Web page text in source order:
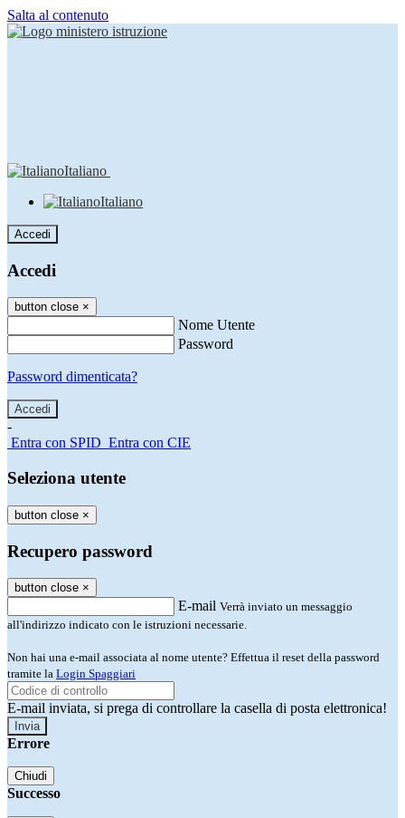
Salta al contenuto
Italiano
Italiano
Accedi
Accedi
button close ×
Nome Utente
Password
Password dimenticata?
-
Entra con SPID Entra con CIE
Seleziona utente
button close ×
Recupero password
button close ×
E-mail Verrà inviato un messaggio
all'indirizzo indicato con le istruzioni necessarie.
Non hai una e-mail associata al nome utente? Effettua il reset della password
tramite la Login Spaggiari
E-mail inviata, si prega di controllare la casella di posta elettronica!
Errore
Chiudi
Successo